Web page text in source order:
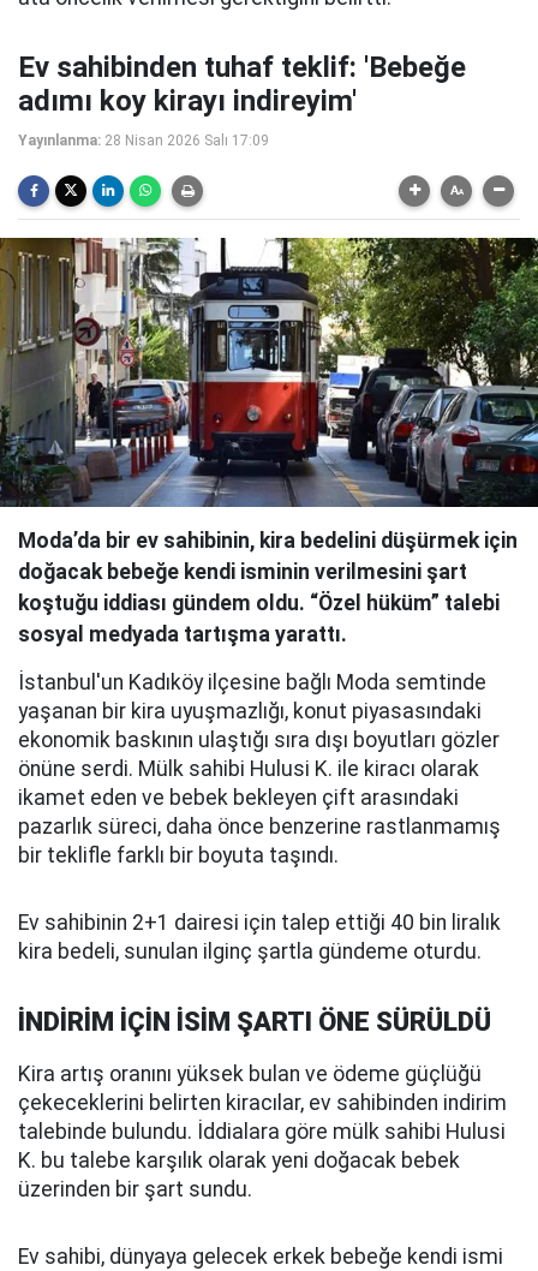
Ev sahibinden tuhaf teklif: 'Bebeğe
adımı koy kirayı indireyim'
Yayınlanma: 28 Nisan 2026 Salı 17:09
Moda’da bir ev sahibinin, kira bedelini düşürmek için
doğacak bebeğe kendi isminin verilmesini şart
koştuğu iddiası gündem oldu. “Özel hüküm” talebi
sosyal medyada tartışma yarattı.
İstanbul'un Kadıköy ilçesine bağlı Moda semtinde
yaşanan bir kira uyuşmazlığı, konut piyasasındaki
ekonomik baskının ulaştığı sıra dışı boyutları gözler
önüne serdi. Mülk sahibi Hulusi K. ile kiracı olarak
ikamet eden ve bebek bekleyen çift arasındaki
pazarlık süreci, daha önce benzerine rastlanmamış
bir teklifle farklı bir boyuta taşındı.
Ev sahibinin 2+1 dairesi için talep ettiği 40 bin liralık
kira bedeli, sunulan ilginç şartla gündeme oturdu.
İNDİRİM İÇİN İSİM ŞARTI ÖNE SÜRÜLDÜ
Kira artış oranını yüksek bulan ve ödeme güçlüğü
çekeceklerini belirten kiracılar, ev sahibinden indirim
talebinde bulundu. İddialara göre mülk sahibi Hulusi
K. bu talebe karşılık olarak yeni doğacak bebek
üzerinden bir şart sundu.
Ev sahibi, dünyaya gelecek erkek bebeğe kendi ismi